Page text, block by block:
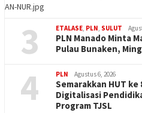
AN-NUR.jpg
3 ETALASE, PLN, SULUT
PLN Manado Minta
Pulau Bunaken,
4 PLN Agustus 6, 2026
Semarakkan HUT ke
Digitalisasi
Program TJSL